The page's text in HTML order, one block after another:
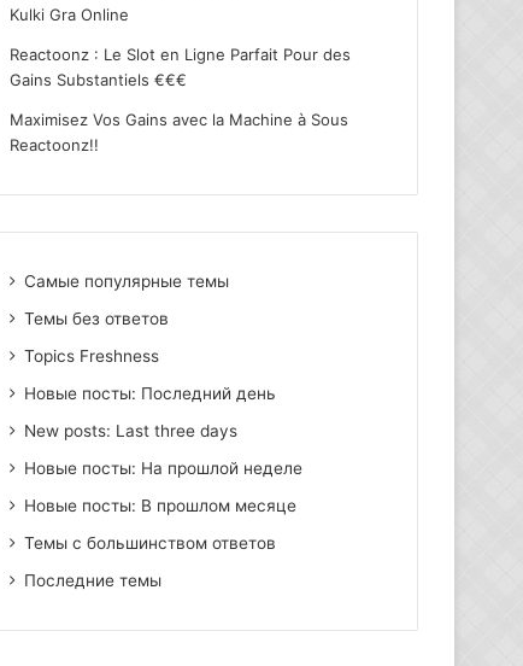
Kulki Gra Online
Reactoonz : Le Slot en Ligne Parfait Pour des
Gains Substantiels €€€
Maximisez Vos Gains avec la Machine à Sous
Reactoonz!!
Самые популярные темы
Темы без ответов
Topics Freshness
Новые посты: Последний день
New posts: Last three days
Новые посты: На прошлой неделе
Новые посты: В прошлом месяце
Темы с большинством ответов
Последние темы